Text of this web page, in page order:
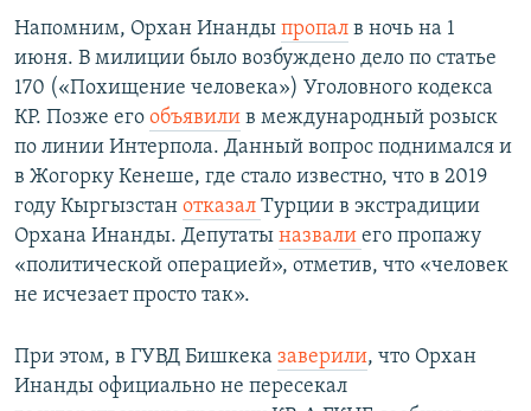
Напомним, Орхан Инанды пропал в ночь на 1
июня. В милиции было возбуждено дело по статье
170 («Похищение человека») Уголовного кодекса
КР. Позже его объявили в международный розыск
по линии Интерпола. Данный вопрос поднимался и
в Жогорку Кенеше, где стало известно, что в 2019
году Кыргызстан отказал Турции в экстрадиции
Орхана Инанды. Депутаты назвали его пропажу ​
«политической операцией», отметив, что «человек
не исчезает просто так».
При этом, в ГУВД Бишкека заверили, что Орхан
Инанды официально не пересекал